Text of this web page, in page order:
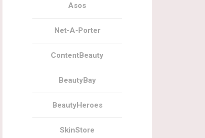
Asos
Net-A-Porter
ContentBeauty
BeautyBay
BeautyHeroes
SkinStore